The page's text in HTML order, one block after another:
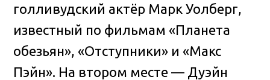
голливудский актёр Марк Уолберг,
известный по фильмам «Планета
обезьян», «Отступники» и «Макс
Пэйн». На втором месте — Дуэйн